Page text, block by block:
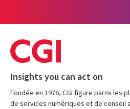
Insights you can act on
Fondée en 1976, CGI figure parmi les
de services numériques et de conseil